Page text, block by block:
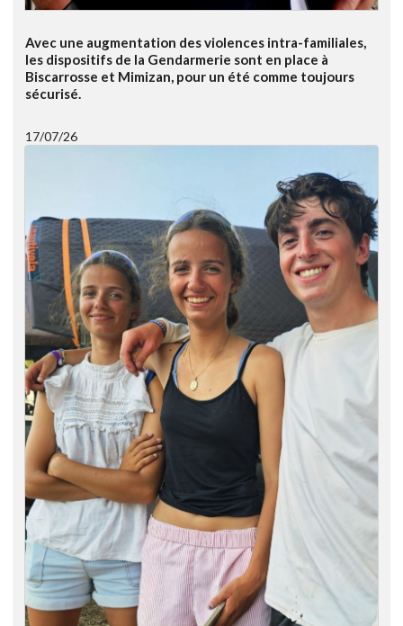
Avec une augmentation des violences intra-familiales,
les dispositifs de la Gendarmerie sont en place à
Biscarrosse et Mimizan, pour un été comme toujours
sécurisé.
17/07/26